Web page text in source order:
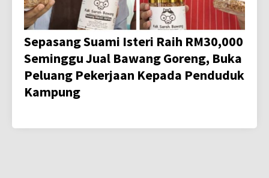
Sepasang Suami Isteri Raih RM30,000
Seminggu Jual Bawang Goreng, Buka
Peluang Pekerjaan Kepada Penduduk
Kampung